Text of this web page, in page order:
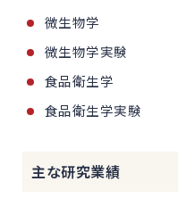
微生物学
微生物学実験
食品衛生学
食品衛生学実験
主な研究業績